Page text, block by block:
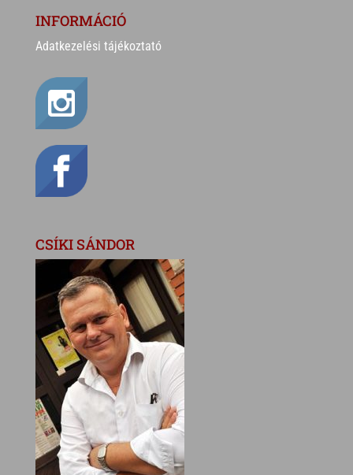
INFORMÁCIÓ
Adatkezelési tájékoztató
CSÍKI SÁNDOR